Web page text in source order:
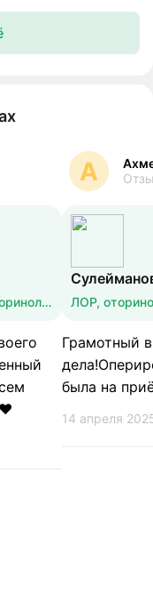
ЛОР, оториноларинголог, хирург-оториноларинголог, эндоскопия уха, горла, носа
❤️
А
Грамотный
была на
14 апреля